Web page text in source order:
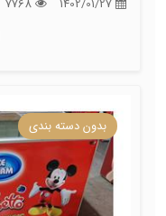
بدون دسته بندی